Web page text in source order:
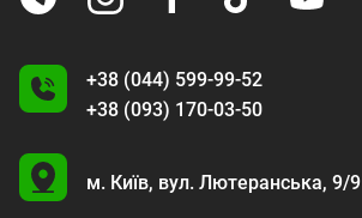
+38 (044) 599-99-52
+38 (093) 170-03-50
U
м. Київ, вул. Лютеранська, 9/9